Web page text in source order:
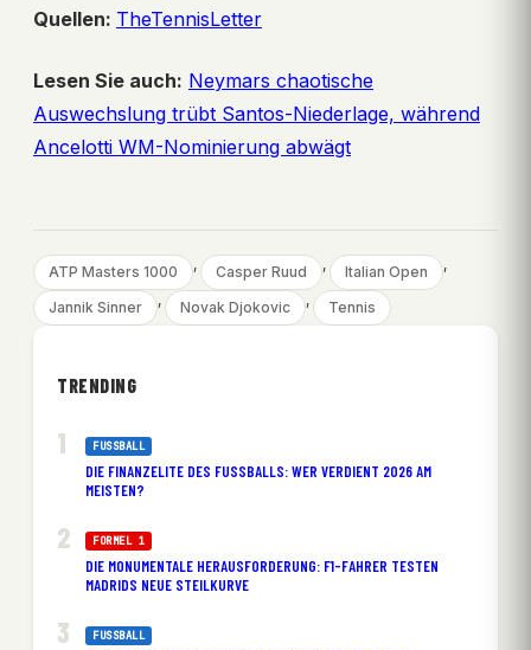
Quellen: TheTennisLetter
Lesen Sie auch: Neymars chaotische
Auswechslung trübt Santos-Niederlage, während
Ancelotti WM-Nominierung abwägt
ATP Masters 1000 , Casper Ruud , Italian Open ,
Jannik Sinner , Novak Djokovic , Tennis
TRENDING
FUSSBALL
DIE FINANZELITE DES FUSSBALLS: WER VERDIENT 2026 AM M
EISTEN?
FORMEL 1
DIE MONUMENTALE HERAUSFORDERUNG: F1-FAHRER TESTEN
MADRIDS NEUE STEILKURVE
FUSSBALL